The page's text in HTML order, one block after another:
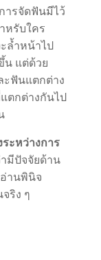
ารจัดฟันมีไว้
หรับใคร
ล้ำหน้าไป
น แต่ด้วย
ะฟันแตกต่าง
ตกต่างกันไป
ะหว่างการ
มีปัจจัยด้าน
อ่านพินิจ
ริง ๆ